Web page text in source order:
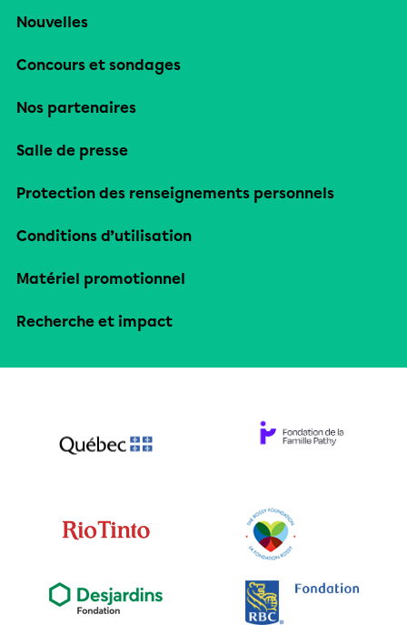
Nouvelles
Concours et sondages
Nos partenaires
Salle de presse
Protection des renseignements personnels
Conditions d’utilisation
Matériel promotionnel
Recherche et impact